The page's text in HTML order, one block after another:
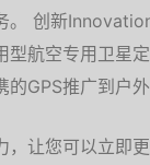
。 创新
航空专用卫星
GPS推广到户
，让您可以立即